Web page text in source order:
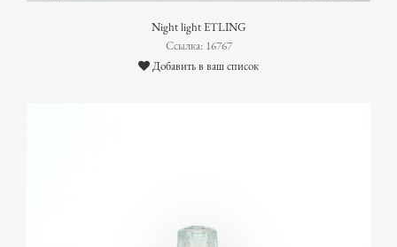
Night light ETLING
Ссылка: 16767
Добавить в ваш список